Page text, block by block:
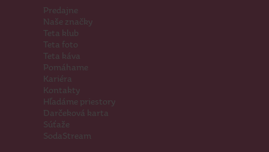
Predajne
Naše značky
Teta klub
Teta foto
Teta káva
Pomáhame
Kariéra
Kontakty
Hľadáme priestory
Darčeková karta
Súťaže
SodaStream